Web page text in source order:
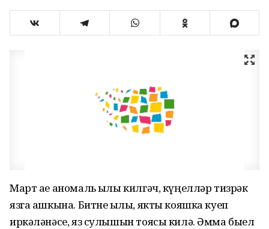
Март ае аномаль җылы килгәч, күңелләр тизрәк
язга ашкына. Битне җылы, якты кояшка куеп
иркәләнәсе, яз сулышын тоясы килә. Әмма быел